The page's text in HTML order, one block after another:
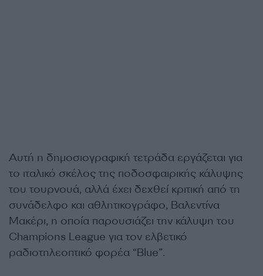
Αυτή η δημοσιογραφική τετράδα εργάζεται για
το ιταλικό σκέλος της ποδοσφαιρικής κάλυψης
του τουρνουά, αλλά έχει δεχθεί κριτική από τη
συνάδελφο και αθλητικογράφο, Βαλεντίνα
Μακέρι, η οποία παρουσιάζει την κάλυψη του
Champions League για τον ελβετικό
ραδιοτηλεοπτικό φορέα “Blue”.